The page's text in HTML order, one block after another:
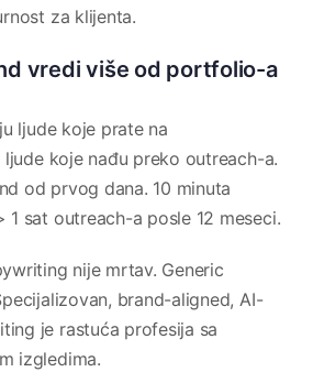
za klijenta.
vredi više od portfolio-a
ljude koje prate na
koje nađu preko outreach-a.
od prvog dana. 10 minuta
1 sat outreach-a posle 12 meseci.
nije mrtav. Generic
brand-aligned, AI-
je rastuća profesija sa
izgledima.